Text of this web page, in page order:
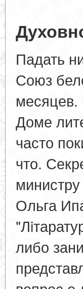
Падать
Союз
Доме
часто
что.
Ольга
либо